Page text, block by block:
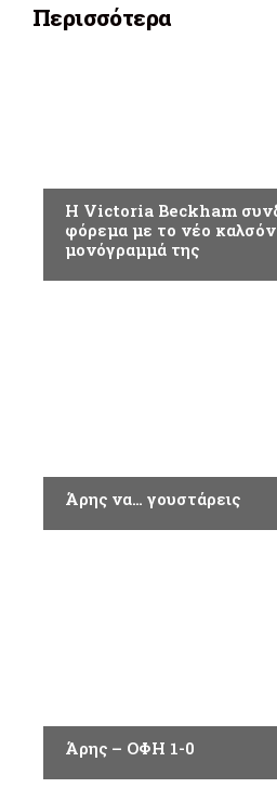
Περισσότερα
H Victoria Beckham
φόρεμα με το νέο
μονόγραμμά της
Άρης να… γουστάρεις
Άρης – ΟΦΗ 1-0